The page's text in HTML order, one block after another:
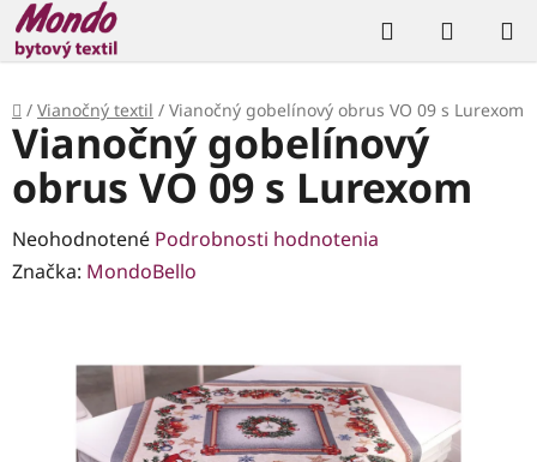
Prejsť
na
obsah
Hľadať
KOŠÍK
Domov
/ Vianočný textil / Vianočný gobelínový obrus VO 09 s Lurexom
Vianočný gobelínový
obrus VO 09 s Lurexom
Priemerné
hodnotenie
Neohodnotené Podrobnosti hodnotenia
Značka: MondoBello